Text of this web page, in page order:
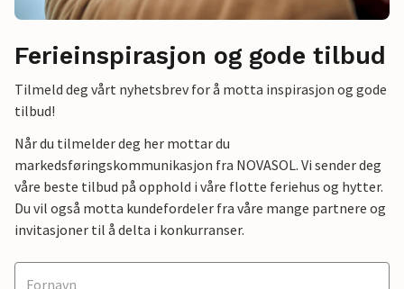
Ferieinspirasjon og gode tilbud
Tilmeld deg vårt nyhetsbrev for å motta inspirasjon og gode
tilbud!
Når du tilmelder deg her mottar du
markedsføringskommunikasjon fra NOVASOL. Vi sender deg
våre beste tilbud på opphold i våre flotte feriehus og hytter.
Du vil også motta kundefordeler fra våre mange partnere og
invitasjoner til å delta i konkurranser.